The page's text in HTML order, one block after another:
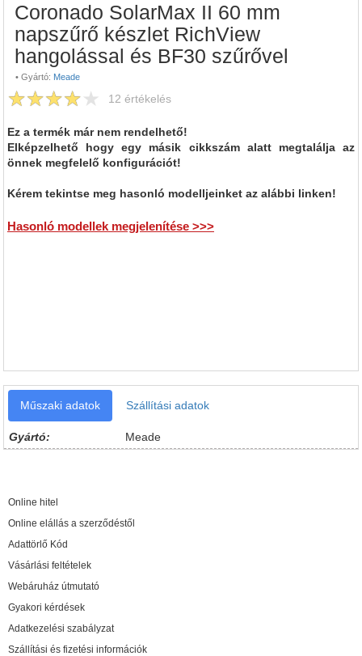
Coronado SolarMax II 60 mm
napszűrő készlet RichView
hangolással és BF30 szűrővel
• Gyártó: Meade
12 értékelés
Ez a termék már nem rendelhető!
Elképzelhető hogy egy másik cikkszám alatt megtalálja az
önnek megfelelő konfigurációt!
Kérem tekintse meg hasonló modelljeinket az alábbi linken!
Hasonló modellek megjelenítése >>>
Műszaki adatok Szállítási adatok
Gyártó: Meade
Online hitel
Online elállás a szerződéstől
Adattörlő Kód
Vásárlási feltételek
Webáruház útmutató
Gyakori kérdések
Adatkezelési szabályzat
Szállítási és fizetési információk